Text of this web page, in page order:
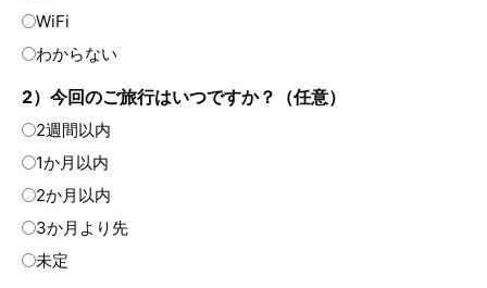
WiFi
わからない
2）今回のご旅行はいつですか？（任意）
2週間以内
1か月以内
2か月以内
3か月より先
未定